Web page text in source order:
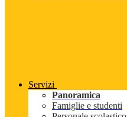
Servizi
Panoramica
Famiglie e studenti